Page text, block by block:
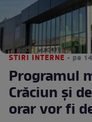
STIRI INTERNE • pe
Programul
Crăciun și
orar vor fi